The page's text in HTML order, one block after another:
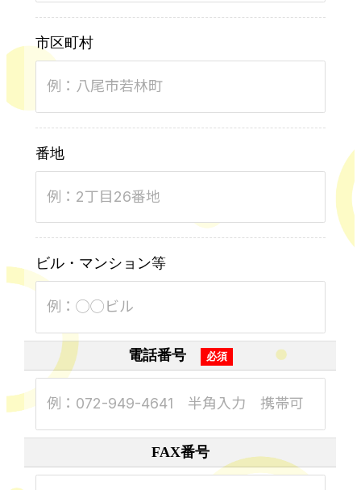
市区町村
例：八尾市若林町
番地
例：2丁目26番地
ビル・マンション等
例：◯◯ビル
電話番号
例：072-949-4641 半角入力 携帯可
FAX番号